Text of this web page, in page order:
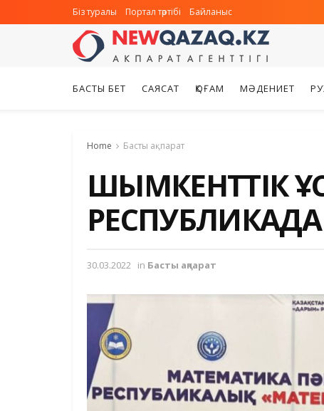
Біз туралы Портал тәртібі Байланыс
БАСТЫ БЕТ САЯСАТ ҚОҒАМ МӘДЕНИЕТ
Home Басты ақпарат
ШЫМКЕНТТІК
30.03.2022 in Басты ақпарат